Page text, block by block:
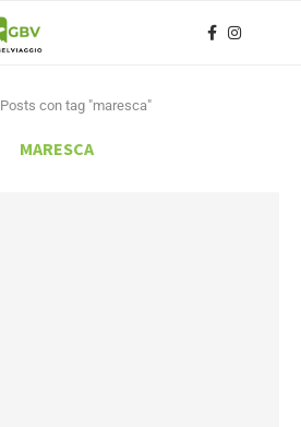
Posts con tag "maresca"
MARESCA